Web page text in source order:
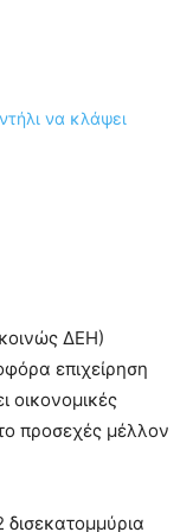
ΔΕΗ)
επιχείρηση
οικονομικές
προσεχές μέλλον
δισεκατομμύρια